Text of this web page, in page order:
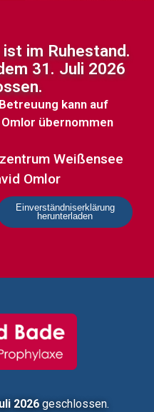
im Ruhestand.
31. Juli 2026
kann auf
übernommen
Weißensee
Omlor
Einverständniserklärung
herunterladen
2026 geschlossen.